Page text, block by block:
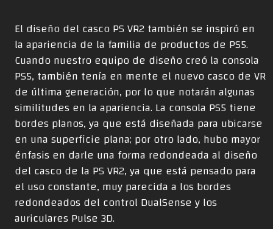
El diseño del casco PS VR2 también se inspiró en
la apariencia de la familia de productos de PS5.
Cuando nuestro equipo de diseño creó la consola
PS5, también tenía en mente el nuevo casco de VR
de última generación, por lo que notarán algunas
similitudes en la apariencia. La consola PS5 tiene
bordes planos, ya que está diseñada para ubicarse
en una superficie plana; por otro lado, hubo mayor
énfasis en darle una forma redondeada al diseño
del casco de la PS VR2, ya que está pensado para
el uso constante, muy parecida a los bordes
redondeados del control DualSense y los
auriculares Pulse 3D.